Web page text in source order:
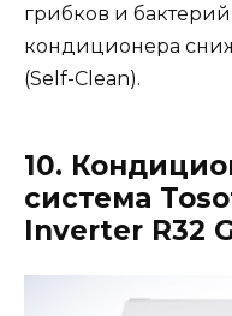
грибков и
кондиционера
(Self-Clean).
10.
система
Inverter R32